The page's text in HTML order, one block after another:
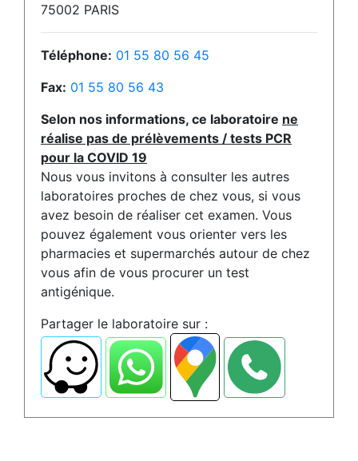
75002 PARIS
Téléphone: 01 55 80 56 45
Fax: 01 55 80 56 43
Selon nos informations, ce laboratoire ne
réalise pas de prélèvements / tests PCR
pour la COVID 19
Nous vous invitons à consulter les autres
laboratoires proches de chez vous, si vous
avez besoin de réaliser cet examen. Vous
pouvez également vous orienter vers les
pharmacies et supermarchés autour de chez
vous afin de vous procurer un test
antigénique.
Partager le laboratoire sur :